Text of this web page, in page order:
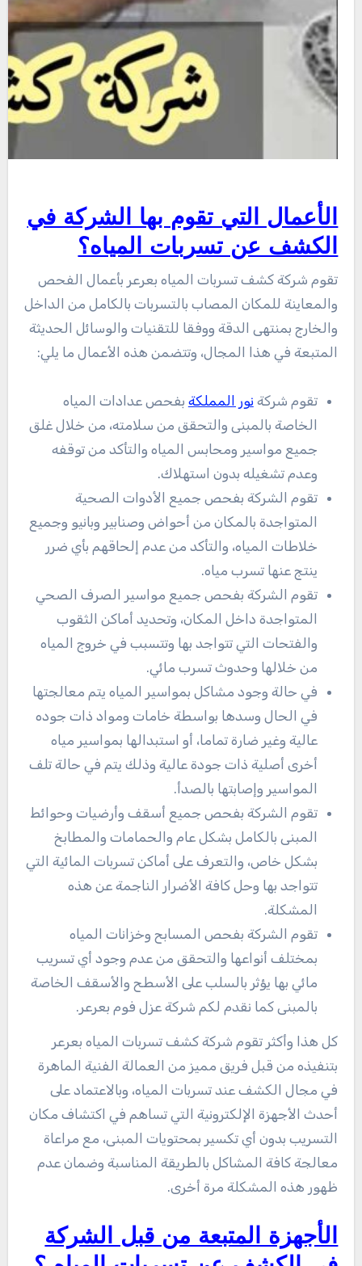
الأعمال التي تقوم بها الشركة في
الكشف عن تسربات المياه؟
تقوم شركة كشف تسربات المياه بعرعر بأعمال الفحص
والمعاينة للمكان المصاب بالتسربات بالكامل من الداخل
والخارج بمنتهى الدقة ووفقا للتقنيات والوسائل الحديثة
المتبعة في هذا المجال، وتتضمن هذه الأعمال ما يلي:
تقوم شركة نور المملكة بفحص عدادات المياه
الخاصة بالمبنى والتحقق من سلامته، من خلال غلق
جميع مواسير ومحابس المياه والتأكد من توقفه
وعدم تشغيله بدون استهلاك.
تقوم الشركة بفحص جميع الأدوات الصحية
المتواجدة بالمكان من أحواض وصنابير وبانيو وجميع
خلاطات المياه، والتأكد من عدم إلحاقهم بأي ضرر
ينتج عنها تسرب مياه.
تقوم الشركة بفحص جميع مواسير الصرف الصحي
المتواجدة داخل المكان، وتحديد أماكن الثقوب
والفتحات التي تتواجد بها وتتسبب في خروج المياه
من خلالها وحدوث تسرب مائي.
في حالة وجود مشاكل بمواسير المياه يتم معالجتها
في الحال وسدها بواسطة خامات ومواد ذات جوده
عالية وغير ضارة تماما، أو استبدالها بمواسير مياه
أخرى أصلية ذات جودة عالية وذلك يتم في حالة تلف
المواسير وإصابتها بالصدأ.
تقوم الشركة بفحص جميع أسقف وأرضيات وحوائط
المبنى بالكامل بشكل عام والحمامات والمطابخ
بشكل خاص، والتعرف على أماكن تسربات المائية التي
تتواجد بها وحل كافة الأضرار الناجمة عن هذه
المشكلة.
تقوم الشركة بفحص المسابح وخزانات المياه
بمختلف أنواعها والتحقق من عدم وجود أي تسريب
مائي بها يؤثر بالسلب على الأسطح والأسقف الخاصة
بالمبنى كما نقدم لكم شركة عزل فوم بعرعر.
كل هذا وأكثر تقوم شركة كشف تسربات المياه بعرعر
بتنفيذه من قبل فريق مميز من العمالة الفنية الماهرة
في مجال الكشف عند تسربات المياه، وبالاعتماد على
أحدث الأجهزة الإلكترونية التي تساهم في اكتشاف مكان
التسريب بدون أي تكسير بمحتويات المبنى، مع مراعاة
معالجة كافة المشاكل بالطريقة المناسبة وضمان عدم
ظهور هذه المشكلة مرة أخرى.
الأجهزة المتبعة من قبل الشركة